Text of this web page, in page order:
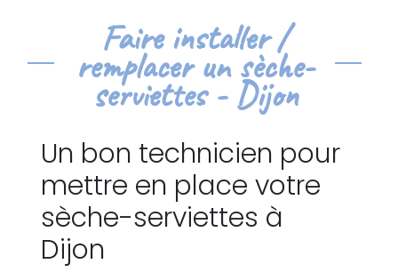
Faire installer /
remplacer un sèche-
serviettes - Dijon
Un bon technicien pour
mettre en place votre
sèche-serviettes à
Dijon